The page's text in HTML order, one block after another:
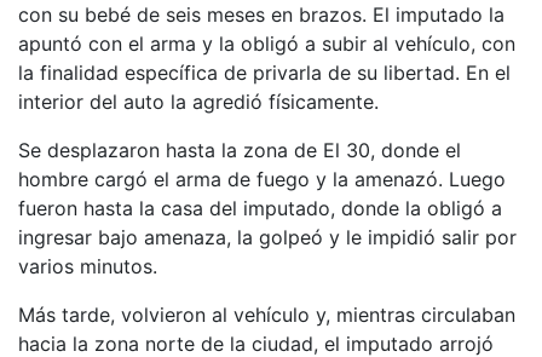
con su bebé de seis meses en brazos. El imputado la
apuntó con el arma y la obligó a subir al vehículo, con
la finalidad específica de privarla de su libertad. En el
interior del auto la agredió físicamente.
Se desplazaron hasta la zona de El 30, donde el
hombre cargó el arma de fuego y la amenazó. Luego
fueron hasta la casa del imputado, donde la obligó a
ingresar bajo amenaza, la golpeó y le impidió salir por
varios minutos.
Más tarde, volvieron al vehículo y, mientras circulaban
hacia la zona norte de la ciudad, el imputado arrojó